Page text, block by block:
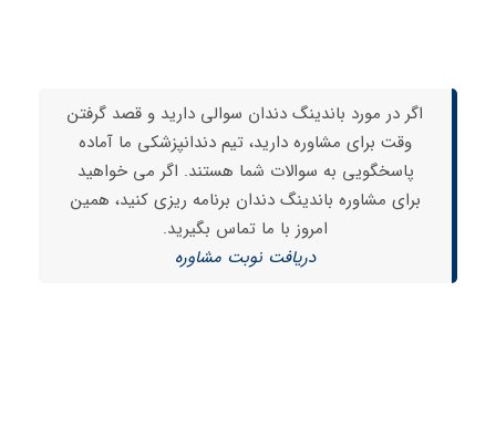
اگر در مورد باندینگ دندان سوالی دارید و قصد گرفتن
وقت برای مشاوره دارید، تیم دندانپزشکی ما آماده
پاسخگویی به سوالات شما هستند. اگر می خواهید
برای مشاوره باندینگ دندان برنامه ریزی کنید، همین
امروز با ما تماس بگیرید.
دریافت نوبت مشاوره